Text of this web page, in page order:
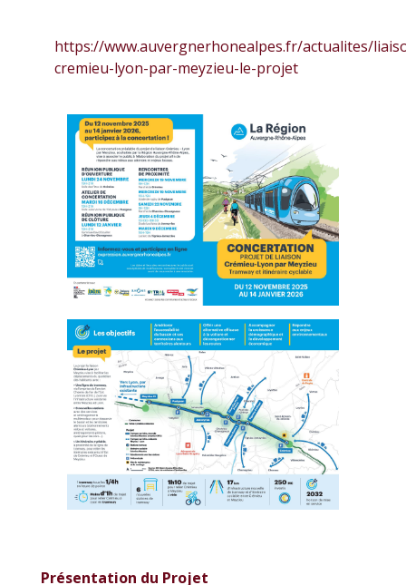
https://www.auvergnerhonealpes.fr/actualites/
cremieu-lyon-par-meyzieu-le-projet
Présentation du Projet